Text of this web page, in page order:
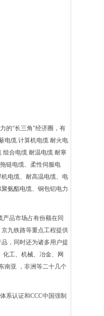
的“长三角"经济圈，有
电缆.计算机电缆 耐火电
合电缆 耐温电缆 耐寒
链电缆、柔性伺服电
电缆、耐高温电缆、电
氨酯电缆、铜包铝电力
品市场占有份额在同
九铁路等重点工程提供
，同时还为诸多用户提
工、机械、冶金、网
南亚 ，非洲等二十几个
系认证和CCC中国强制